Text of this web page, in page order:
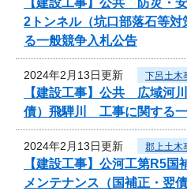
2トンネル（坑口部落石等
る一般競争入札公告
2024年2月13日更新 下呂土木
【建設工事】公共 広域河
債）飛騨川 工事に関する
2024年2月13日更新 郡上土木
【建設工事】公河工第R5
メンテナンス（国補正・翌